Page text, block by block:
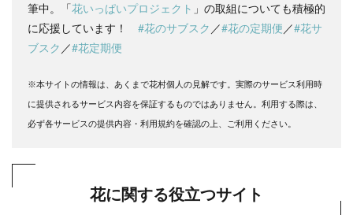
筆中。「花いっぱいプロジェクト 」の取組についても積極的
に応援しています！ #花のサブスク ／#花の定期便 ／#花サ
ブスク ／#花定期便
※本サイトの情報は、あくまで花村個人の見解です。実際のサービス利用時
に提供されるサービス内容を保証するものではありません。利用する際は、
必ず各サービスの提供内容・利用規約を確認の上、ご利用ください。
花に関する役立つサイト